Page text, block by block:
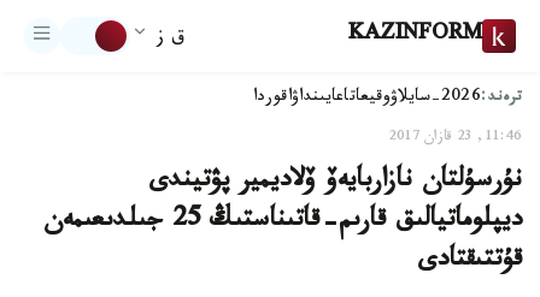
KAZINFORM ق ز
ترەند:2026-سايلاۋ وقيعاتاعايىنداۋاقوردا
11:46, 23 قازان 2017
نۇرسۇلتان نازاربايەۆ ۆلاديمير پۋتيندى
ديپلوماتيالىق قارىم-قاتىناستىڭ 25 جىلدىعىمەن
قۇتتىقتادى